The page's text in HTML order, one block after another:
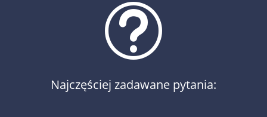
t
Najczęściej zadawane pytania: